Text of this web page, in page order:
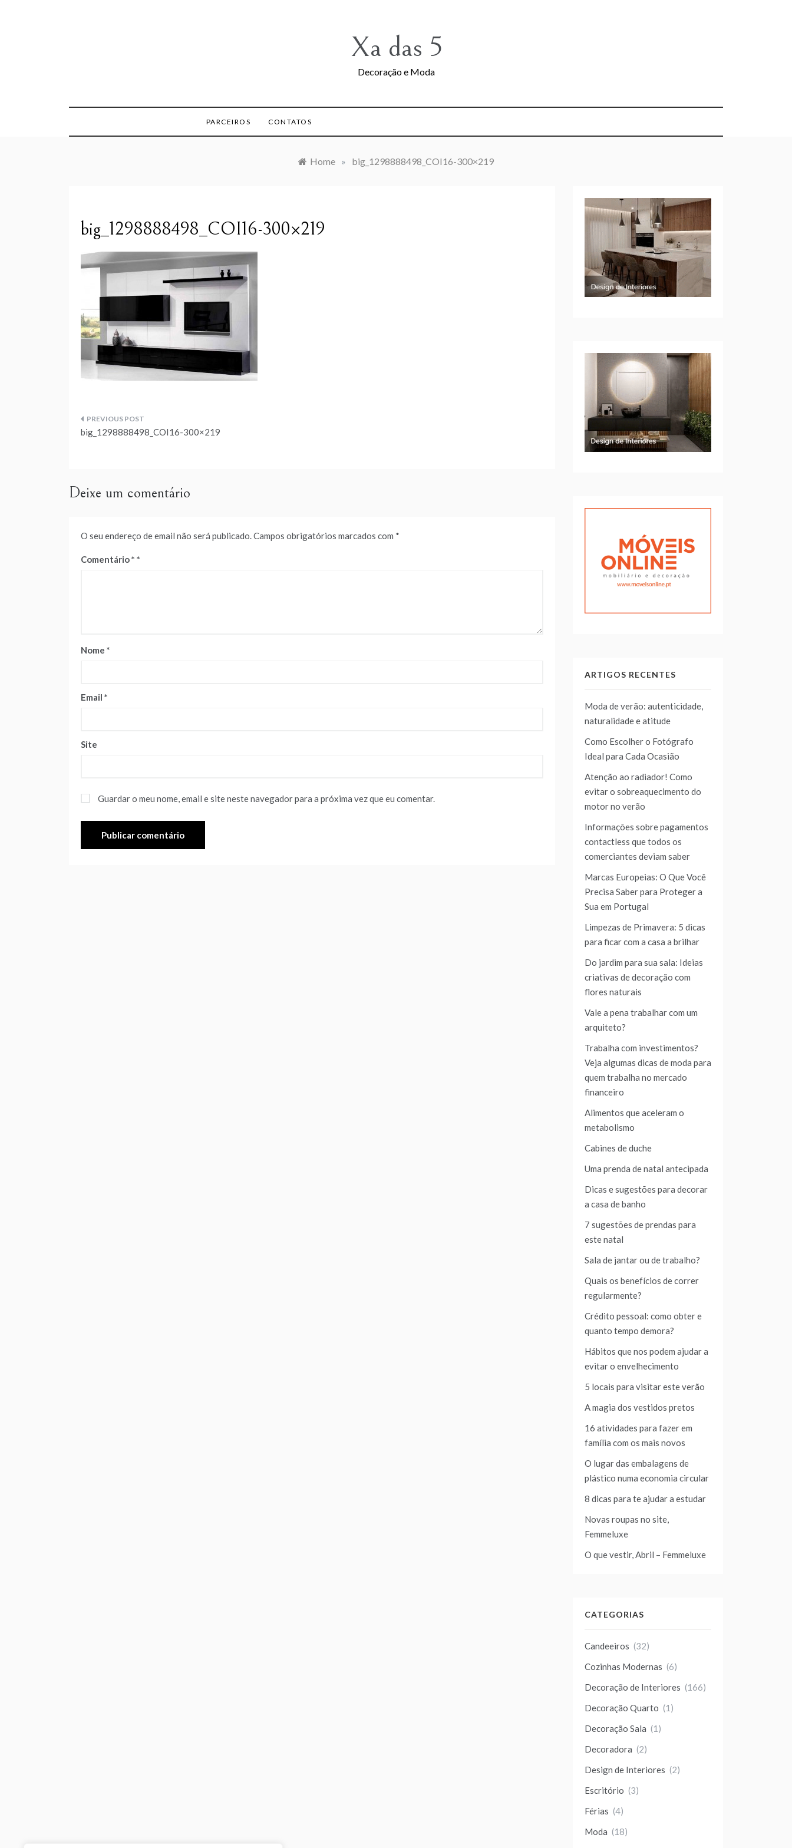
Xa das 5
Decoração e Moda
PARCEIROS CONTATOS
Home » big_1298888498_COI16-300×219
big_1298888498_COI16-300×219
Navegação
big_1298888498_COI16-300×219
Deixe um comentário
O seu endereço de email não será publicado.Campos obrigatórios marcados com *
Comentário*
Nome *
Email *
Site
Guardar o meu nome, email e site neste navegador para a próxima vez que eu comentar.
ARTIGOS RECENTES
Moda de verão: autenticidade,
naturalidade e atitude
Como Escolher o Fotógrafo
Ideal para Cada Ocasião
Atenção ao radiador! Como
evitar o sobreaquecimento do
motor no verão
Informações sobre pagamentos
contactless que todos os
comerciantes deviam saber
Marcas Europeias: O Que Você
Precisa Saber para Proteger a
Sua em Portugal
Limpezas de Primavera: 5 dicas
para ficar com a casa a brilhar
Do jardim para sua sala: Ideias
criativas de decoração com
flores naturais
Vale a pena trabalhar com um
arquiteto?
Trabalha com investimentos?
Veja algumas dicas de moda para
quem trabalha no mercado
financeiro
Alimentos que aceleram o
metabolismo
Cabines de duche
Uma prenda de natal antecipada
Dicas e sugestões para decorar
a casa de banho
7 sugestões de prendas para
este natal
Sala de jantar ou de trabalho?
Quais os benefícios de correr
regularmente?
Crédito pessoal: como obter e
quanto tempo demora?
Hábitos que nos podem ajudar a
evitar o envelhecimento
5 locais para visitar este verão
A magia dos vestidos pretos
16 atividades para fazer em
família com os mais novos
O lugar das embalagens de
plástico numa economia circular
8 dicas para te ajudar a estudar
Novas roupas no site,
Femmeluxe
O que vestir, Abril – Femmeluxe
CATEGORIAS
Candeeiros (32)
Cozinhas Modernas (6)
Decoração de Interiores (166)
Decoração Quarto (1)
Decoração Sala (1)
Decoradora (2)
Design de Interiores (2)
Escritório (3)
Férias (4)
Moda (18)